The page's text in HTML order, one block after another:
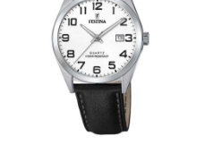
ΑΝΔΡΙΚΌ FESTINA ΜΕ
ΛΟΥΡΊ ΔΕΡΜΆΤΙΝΟ
F20446/1
€ 89 00